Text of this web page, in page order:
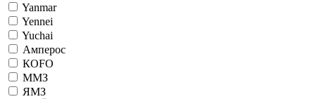
Yanmar
Yennei
Yuchai
Амперос
КОFO
ММЗ
ЯМЗ